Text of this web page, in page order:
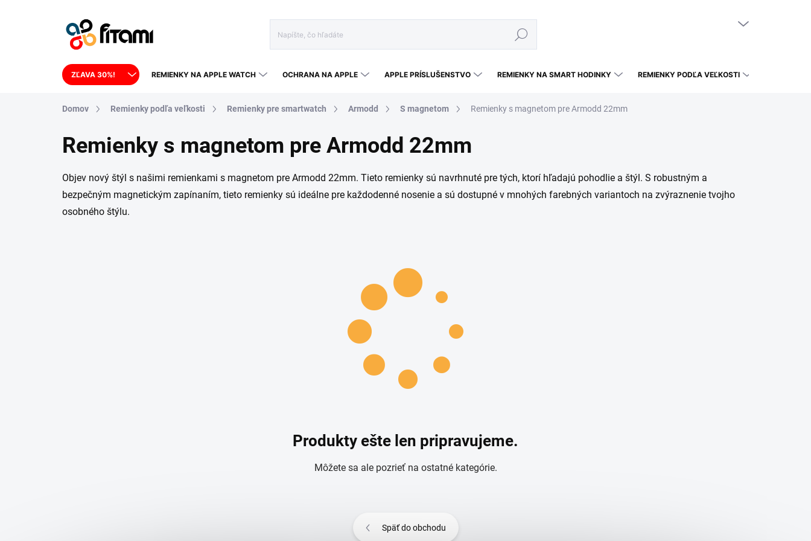
Hľadať
NÁKUPNÝ KOŠÍK
ZĽAVA 30%! REMIENKY NA APPLE WATCH OCHRANA NA APPLE APPLE PRÍSLUŠENSTVO REMIENKY NA SMART HODINKY REMIENKY PODĽA VEĽKOSTI
Domov Remienky podľa veľkosti Remienky pre smartwatch Armodd S magnetom Remienky s magnetom pre Armodd 22mm
Remienky s magnetom pre Armodd 22mm
Objev nový štýl s našimi remienkami s magnetom pre Armodd 22mm. Tieto remienky sú navrhnuté pre tých, ktorí hľadajú pohodlie a štýl. S robustným a
bezpečným magnetickým zapínaním, tieto remienky sú ideálne pre každodenné nosenie a sú dostupné v mnohých farebných variantoch na zvýraznenie tvojho
osobného štýlu.
Produkty ešte len pripravujeme.
Môžete sa ale pozrieť na ostatné kategórie.
Späť do obchodu